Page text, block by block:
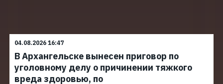
04.08.2026 16:47
В Архангельске вынесен приговор по
уголовному делу о причинении тяжкого
вреда здоровью, по